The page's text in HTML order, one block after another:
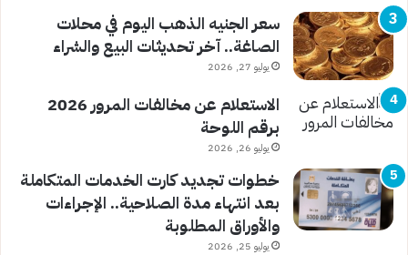
سعر الجنيه الذهب اليوم في محلات
الصاغة.. آخر تحديثات البيع والشراء
يوليو 27, 2026
الاستعلام عن مخالفات المرور 2026
برقم اللوحة
يوليو 26, 2026
خطوات تجديد كارت الخدمات المتكاملة
بعد انتهاء مدة الصلاحية.. الإجراءات
والأوراق المطلوبة
يوليو 25, 2026